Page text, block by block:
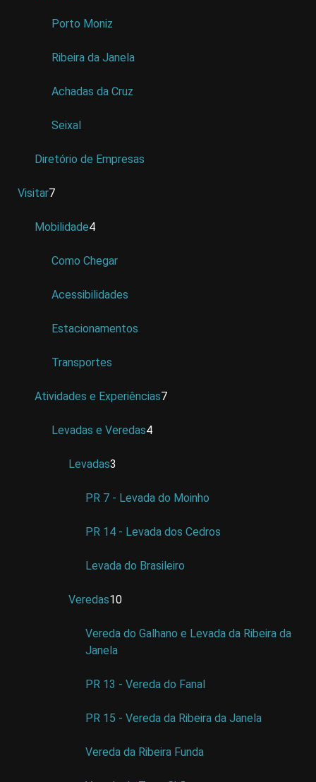
Porto Moniz
Ribeira da Janela
Achadas da Cruz
Seixal
Diretório de Empresas
Visitar7
Mobilidade4
Como Chegar
Acessibilidades
Estacionamentos
Transportes
Atividades e Experiências7
Levadas e Veredas4
Levadas3
PR 7 - Levada do Moinho
PR 14 - Levada dos Cedros
Levada do Brasileiro
Veredas10
Vereda do Galhano e Levada da Ribeira da
Janela
PR 13 - Vereda do Fanal
PR 15 - Vereda da Ribeira da Janela
Vereda da Ribeira Funda